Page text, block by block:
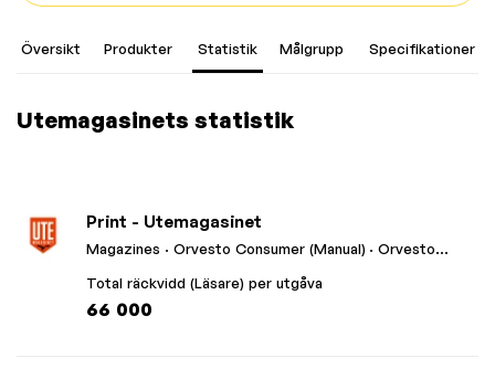
Översikt Produkter Statistik Målgrupp Specifikationer
Utemagasinets statistik
Print - Utemagasinet
Magazines · Orvesto Consumer (Manual) · Orvesto
Konsument Helår 2023
66 000
Total räckvidd (Läsare) per utgåva